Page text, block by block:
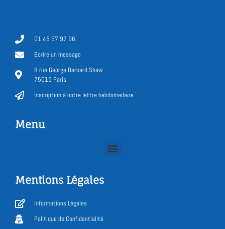
01 45 67 97 96
Ecrire un message
8 rue George Bernard Shaw
75015 Paris
Inscription à notre lettre hebdomadaire
Menu
Mentions Légales
Informations Légales
Politique de Confidentialité